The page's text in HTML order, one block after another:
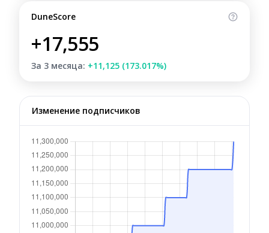
DuneScore
+17,555
За 3 месяца: +11,125 (173.017%)
Изменение подписчиков